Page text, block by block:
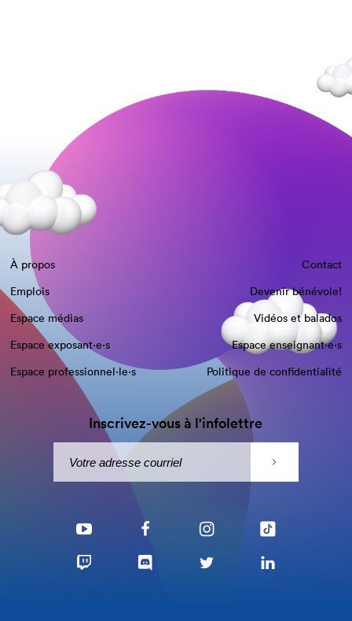
À propos
Contact
Emplois
Devenir bénévole!
Espace médias
Vidéos et balados
Espace exposant·e⋅s
Espace enseignant·e⋅s
Espace professionnel·le⋅s
Politique de confidentialité
Inscrivez-vous à l'infolettre